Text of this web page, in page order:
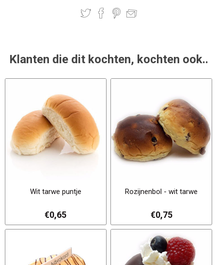
Klanten die dit kochten, kochten ook..
Wit tarwe puntje
€0,65
Rozijnenbol - wit tarwe
€0,75